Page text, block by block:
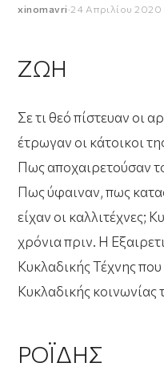
xinomavri·24 Απριλίου 2020
ΖΩΗ
Σε τι θεό πίστευαν οι
έτρωγαν οι κάτοικοι
Πως αποχαιρετούσαν
Πως ύφαιναν, πως
είχαν οι καλλιτέχνες;
χρόνια πριν. Η
Κυκλαδικής Τέχνης που
Κυκλαδικής κοινωνίας
ΡΟΪΔΗΣ